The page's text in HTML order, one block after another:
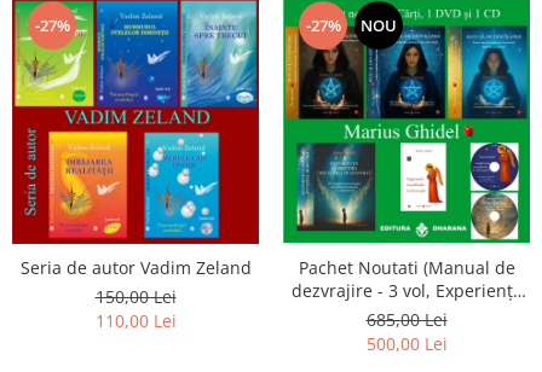
-27%
Seria de autor Vadim Zeland
150,00 Lei
110,00 Lei
-27% NOU
Pachet Noutati (Manual de
dezvrajire - 3 vol, Experiențe
și amintiri, Rugăciunile
Luceafarului de dimineata) -
Marius Ghidel
685,00 Lei
500,00 Lei